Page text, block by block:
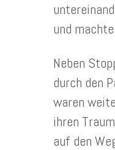
und
Neben
durch den
waren
ihren
auf den